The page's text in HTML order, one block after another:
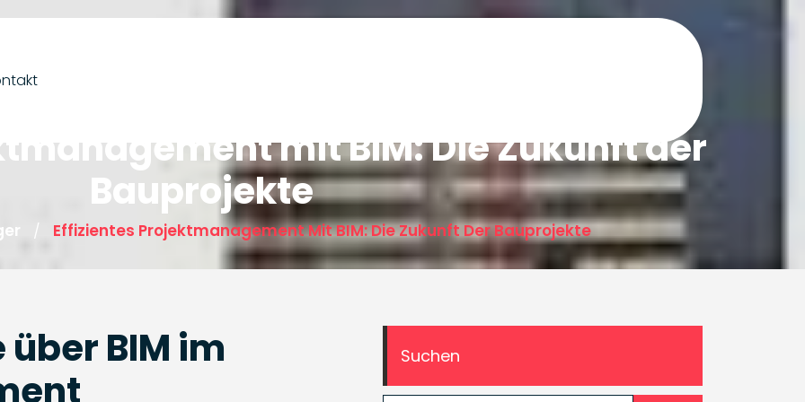
mit BIM: Die Zukunft der
Bauprojekte
/ Effizientes Projektmanagement Mit BIM: Die Zukunft Der Bauprojekte
BIM im
Suchen